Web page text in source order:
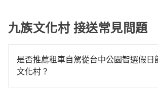
九族文化村 接送常見問題
是否推薦租車自駕從台中公園智選假日
文化村？